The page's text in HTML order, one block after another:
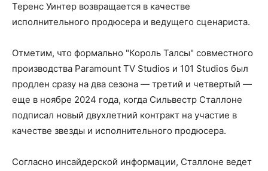
Теренс Уинтер возвращается в качестве
исполнительного продюсера и ведущего сценариста.
Отметим, что формально "Король Талсы" совместного
производства Paramount TV Studios и 101 Studios был
продлен сразу на два сезона — третий и четвертый —
еще в ноябре 2024 года, когда Сильвестр Сталлоне
подписал новый двухлетний контракт на участие в
качестве звезды и исполнительного продюсера.
Согласно инсайдерской информации, Сталлоне ведет